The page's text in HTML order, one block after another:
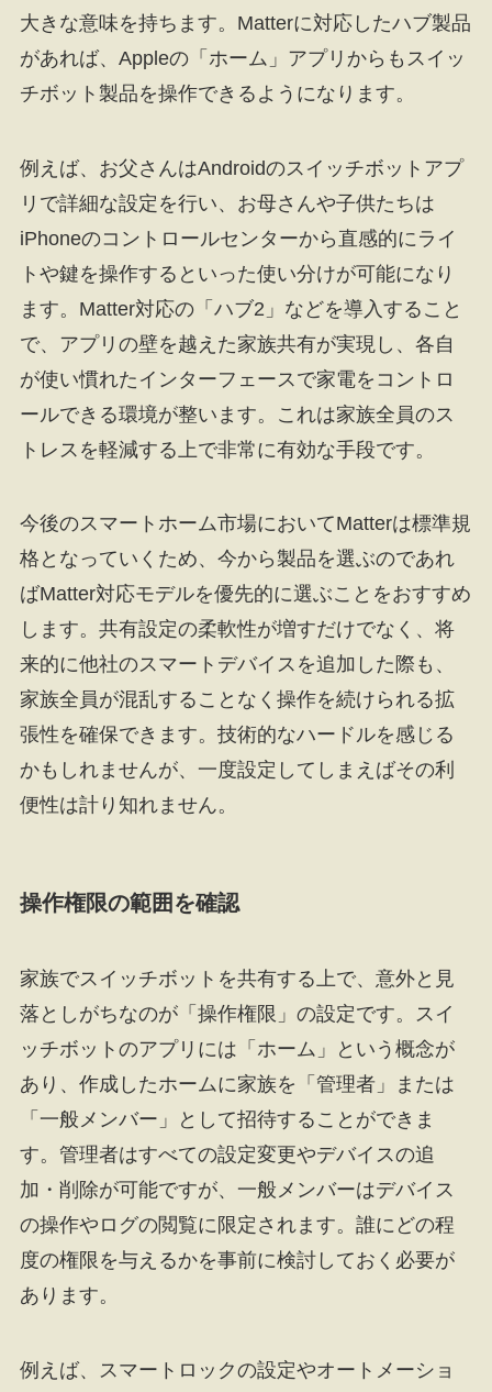
大きな意味を持ちます。Matterに対応したハブ製品
があれば、Appleの「ホーム」アプリからもスイッ
チボット製品を操作できるようになります。
例えば、お父さんはAndroidのスイッチボットアプ
リで詳細な設定を行い、お母さんや子供たちは
iPhoneのコントロールセンターから直感的にライ
トや鍵を操作するといった使い分けが可能になり
ます。Matter対応の「ハブ2」などを導入すること
で、アプリの壁を越えた家族共有が実現し、各自
が使い慣れたインターフェースで家電をコントロ
ールできる環境が整います。これは家族全員のス
トレスを軽減する上で非常に有効な手段です。
今後のスマートホーム市場においてMatterは標準規
格となっていくため、今から製品を選ぶのであれ
ばMatter対応モデルを優先的に選ぶことをおすすめ
します。共有設定の柔軟性が増すだけでなく、将
来的に他社のスマートデバイスを追加した際も、
家族全員が混乱することなく操作を続けられる拡
張性を確保できます。技術的なハードルを感じる
かもしれませんが、一度設定してしまえばその利
便性は計り知れません。
操作権限の範囲を確認
家族でスイッチボットを共有する上で、意外と見
落としがちなのが「操作権限」の設定です。スイ
ッチボットのアプリには「ホーム」という概念が
あり、作成したホームに家族を「管理者」または
「一般メンバー」として招待することができま
す。管理者はすべての設定変更やデバイスの追
加・削除が可能ですが、一般メンバーはデバイス
の操作やログの閲覧に限定されます。誰にどの程
度の権限を与えるかを事前に検討しておく必要が
あります。
例えば、スマートロックの設定やオートメーショ